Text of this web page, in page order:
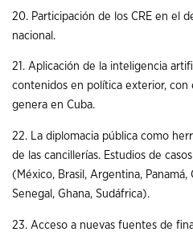
20. Participación de los CRE en el
nacional.
21. Aplicación de la inteligencia
contenidos en política exterior, con
genera en Cuba.
22. La diplomacia pública como
de las cancillerías. Estudios de
(México, Brasil, Argentina, Panamá,
Senegal, Ghana, Sudáfrica).
23. Acceso a nuevas fuentes de